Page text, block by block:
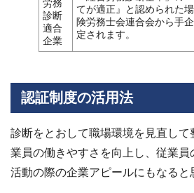
労務
診断
適合
企業
てが適正』と認められた
険労務士会連合会から手
定されます。
認証制度の活用法
診断をとおして職場環境を見直して
業員の働きやすさを向上し、従業員
活動の際の企業アピールにもなると